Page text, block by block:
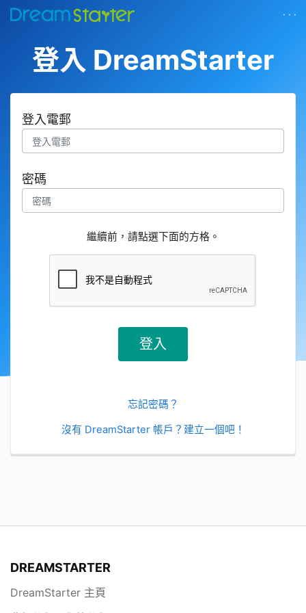
· · ·
登入 DreamStarter
登入電郵
密碼
繼續前，請點選下面的方格。
忘記密碼？
沒有 DreamStarter 帳戶？建立一個吧！
DREAMSTARTER
DreamStarter 主頁